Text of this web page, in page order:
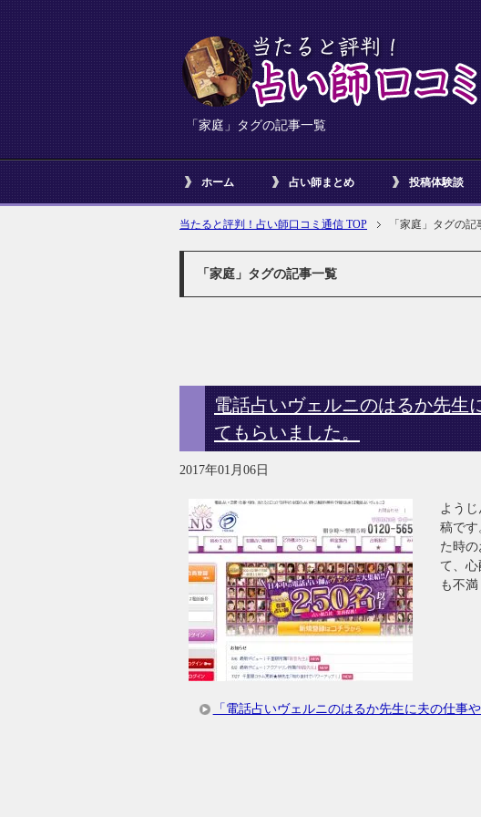
「家庭」タグの記事一覧
ホーム 占い師まとめ 投稿体験談
当たると評判！占い師口コミ通信 TOP 「家庭」タグの記
「家庭」タグの記事一覧
電話占いヴェルニのはるか先生
てもらいました。
2017年01月06日
よう
稿で
た時
て、
も不満
「電話占いヴェルニのはるか先生に夫の仕事